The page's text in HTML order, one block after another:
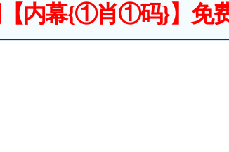
内幕{①肖①码}】免